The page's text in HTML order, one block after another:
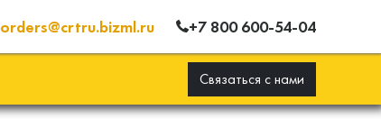
orders@crtru.bizml.ru +7 800 600-54-04
Связаться с нами